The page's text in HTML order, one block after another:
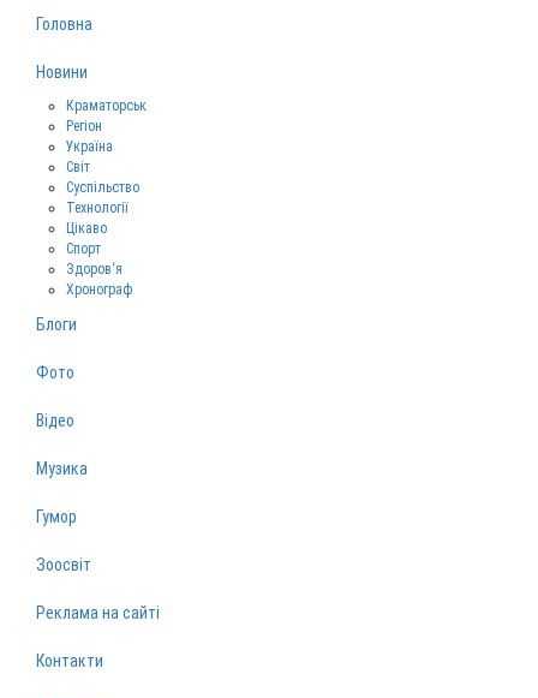
Головна
Новини
Краматорськ
Регіон
Україна
Світ
Суспільство
Технології
Цікаво
Спорт
Здоров‘я
Хронограф
Блоги
Фото
Відео
Музика
Гумор
Зоосвіт
Реклама на сайті
Контакти